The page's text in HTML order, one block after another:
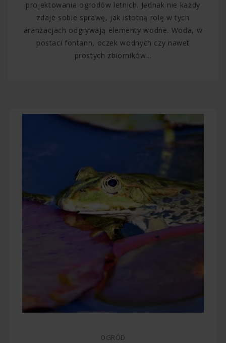
projektowania ogrodów letnich. Jednak nie każdy
zdaje sobie sprawę, jak istotną rolę w tych
aranżacjach odgrywają elementy wodne. Woda, w
postaci fontann, oczek wodnych czy nawet
prostych zbiorników...
OGRÓD